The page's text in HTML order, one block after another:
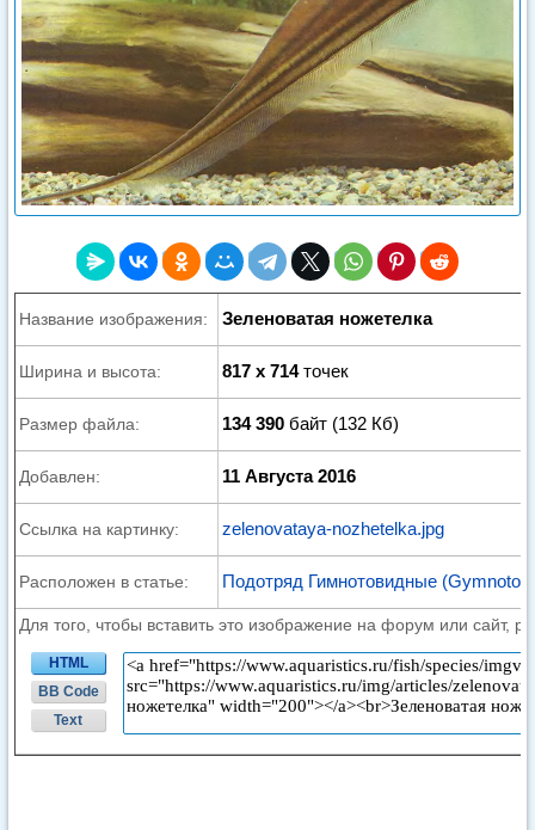
Название изображения: Зеленоватая ножетелка
Ширина и высота: 817 x 714точек
Размер файла: 134 390 байт (132 Кб)
Добавлен: 11 Августа 2016
Ссылка на картинку: zelenovataya-nozhetelka.jpg
Расположен в статье: Подотряд Гимнотовидные
Для того, чтобы вставить это изображение на форум или сайт,
HTML
BB Code
Text